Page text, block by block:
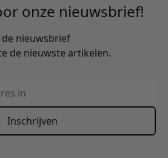
onze nieuwsbrief!
nieuwsbrief
de nieuwste artikelen.
Inschrijven